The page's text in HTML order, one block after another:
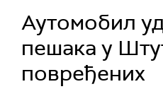
Аутомобил
пешака у
повређених